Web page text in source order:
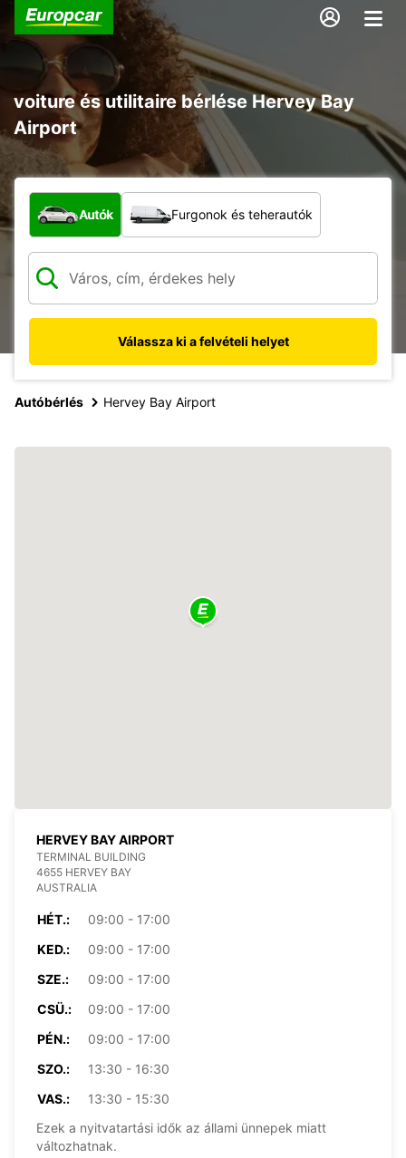
voiture és utilitaire bérlése Hervey Bay
Airport
Milyen típusú jármű?
Autók Furgonok és teherautók
Válassza ki a felvételi helyet
Autóbérlés Hervey Bay Airport
HERVEY BAY AIRPORT
TERMINAL BUILDING
4655 HERVEY BAY
AUSTRALIA
HÉT.:
09:00 - 17:00
KED.:
09:00 - 17:00
SZE.:
09:00 - 17:00
CSÜ.:
09:00 - 17:00
PÉN.:
09:00 - 17:00
SZO.:
13:30 - 16:30
VAS.:
13:30 - 15:30
Ezek a nyitvatartási idők az állami ünnepek miatt
változhatnak.